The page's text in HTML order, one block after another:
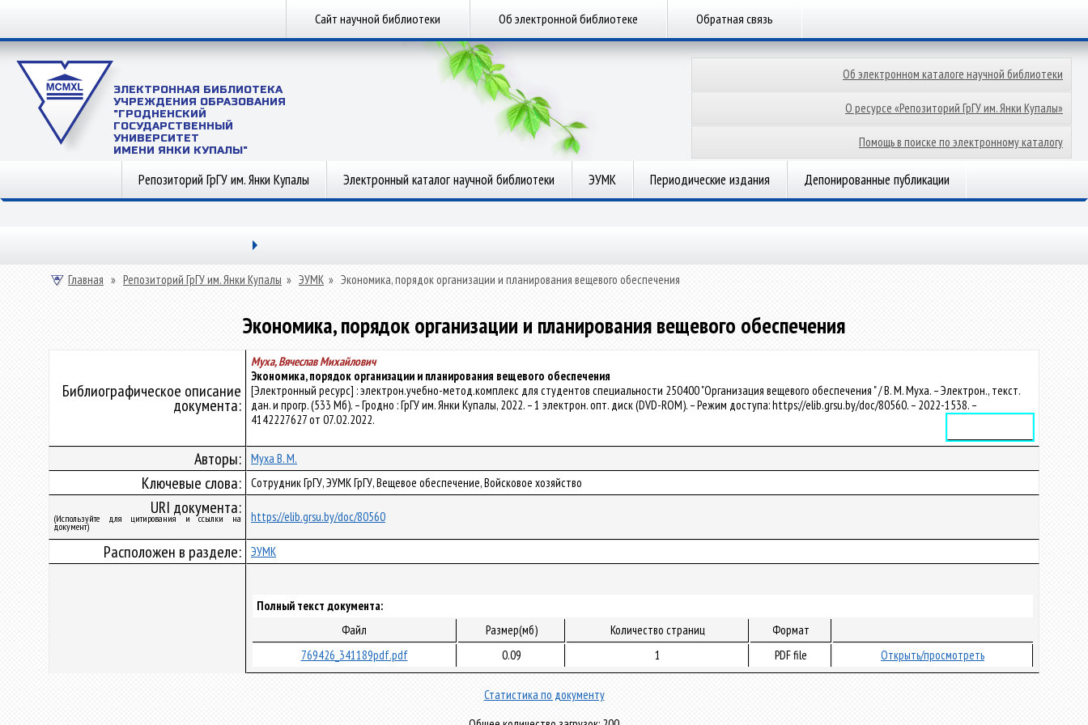
Сайт научной библиотеки Об электронной библиотеке Обратная связь
ЭЛЕКТРОННАЯ БИБЛИОТЕКА
УЧРЕЖДЕНИЯ ОБРАЗОВАНИЯ
"ГРОДНЕНСКИЙ
ГОСУДАРСТВЕННЫЙ
УНИВЕРСИТЕТ
ИМЕНИ ЯНКИ КУПАЛЫ"
Об электронном каталоге научной библиотеки
О ресурсе «Репозиторий ГрГУ им. Янки Купалы»
Помощь в поиске по электронному каталогу
Репозиторий ГрГУ им. Янки Купалы Электронный каталог научной библиотеки ЭУМК Периодические издания Депонированные публикации
Главная » Репозиторий ГрГУ им. Янки Купалы » ЭУМК » Экономика, порядок организации и планирования вещевого обеспечения
Экономика, порядок организации и планирования вещевого обеспечения
Библиографическое описание
документа:
Муха, Вячеслав Михайлович
Экономика, порядок организации и планирования вещевого обеспечения
[Электронный ресурс] : электрон.учебно-метод.комплекс для студентов специальности 250400 "Организация вещевого обеспечения " / В. М. Муха. – Электрон., текст.
дан. и прогр. (533 Мб). – Гродно : ГрГУ им. Янки Купалы, 2022. – 1 электрон. опт. диск (DVD-ROM). – Режим доступа: https://elib.grsu.by/doc/80560. – 2022-1538. –
4142227627 от 07.02.2022.
Авторы: Муха В. М.
Ключевые слова: Сотрудник ГрГУ, ЭУМК ГрГУ, Вещевое обеспечение, Войсковое хозяйство
URI документа:
(Используйте для цитирования и ссылки на
документ)
https://elib.grsu.by/doc/80560
Расположен в разделе: ЭУМК
Полный текст документа:
Файл
Размер(мб) Количество страниц
Формат
769426_341189pdf.pdf
0.09 1 PDF file Открыть/просмотреть
Статистика по документу